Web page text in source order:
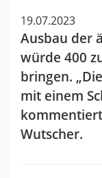
19.07.2023
Ausbau der
würde 400
bringen.
mit einem
Wutscher.